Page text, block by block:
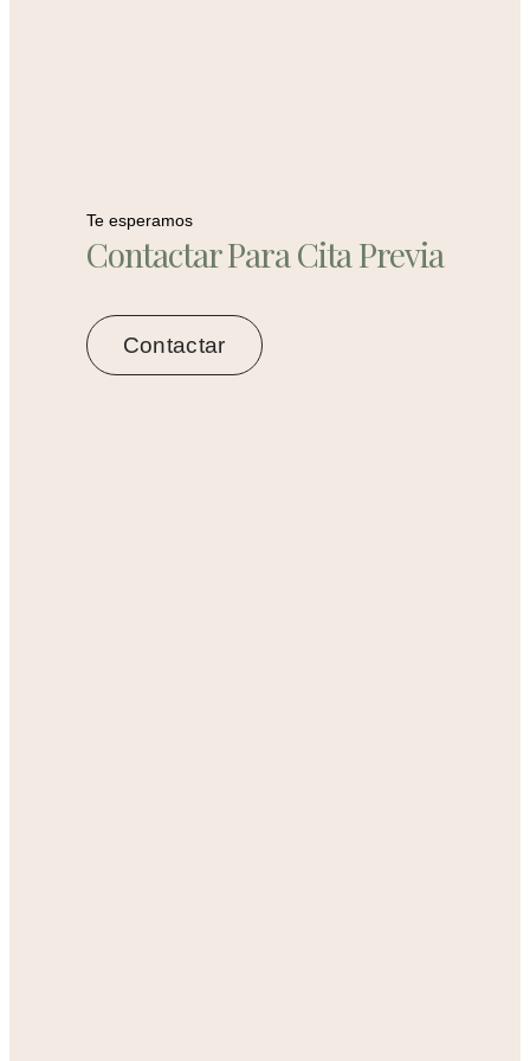
Te esperamos
Contactar Para Cita Previa
Contactar